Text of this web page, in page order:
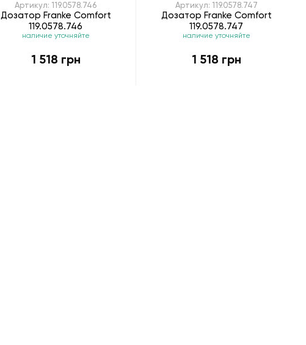
Артикул: 119.0578.746
Дозатор Franke Comfort
119.0578.746
наличие уточняйте
1 518 грн
Артикул: 119.0578.747
Дозатор Franke Comfort
119.0578.747
наличие уточняйте
1 518 грн